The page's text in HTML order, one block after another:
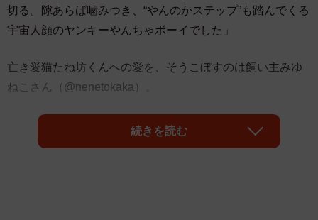
切る。隙あらば噛みつき、“やんのかステップ”も踏んでくる
宇宙人顔のヤンキーやんちゃボーイでした」
亡き愛猫たね坊くんへの愛を、そうこぼすのは飼い主みゆ
ねこさん（@nenetokaka）。
続きを読む